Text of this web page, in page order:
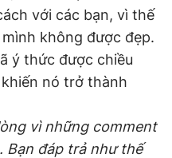
với các bạn, vì thế
không được đẹp.
ý thức được chiều
nó trở thành
vì những comment
Bạn đáp trả như thế